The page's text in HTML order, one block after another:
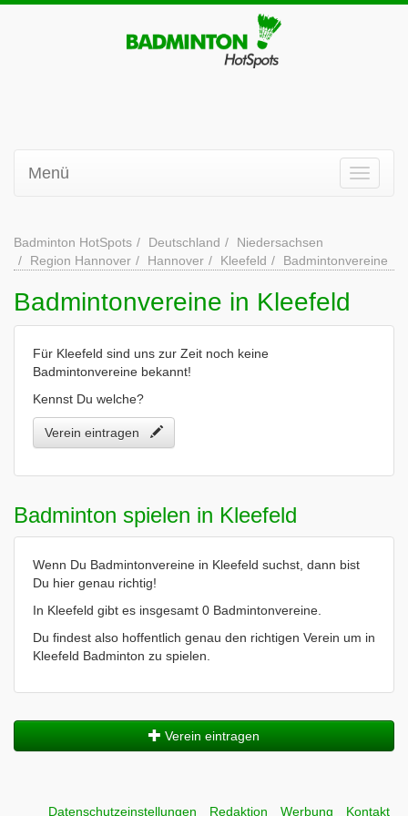
Menü
Badminton HotSpots Deutschland
Niedersachsen
Region Hannover
Hannover Kleefeld Badmintonvereine
Badmintonvereine in Kleefeld
Für Kleefeld sind uns zur Zeit noch keine
Badmintonvereine bekannt!
Kennst Du welche?
Verein eintragen
Badminton spielen in Kleefeld
Wenn Du Badmintonvereine in Kleefeld suchst, dann bist
Du hier genau richtig!
In Kleefeld gibt es insgesamt 0 Badmintonvereine.
Du findest also hoffentlich genau den richtigen Verein um in
Kleefeld Badminton zu spielen.
Verein eintragen
Datenschutzeinstellungen Redaktion Werbung Kontakt